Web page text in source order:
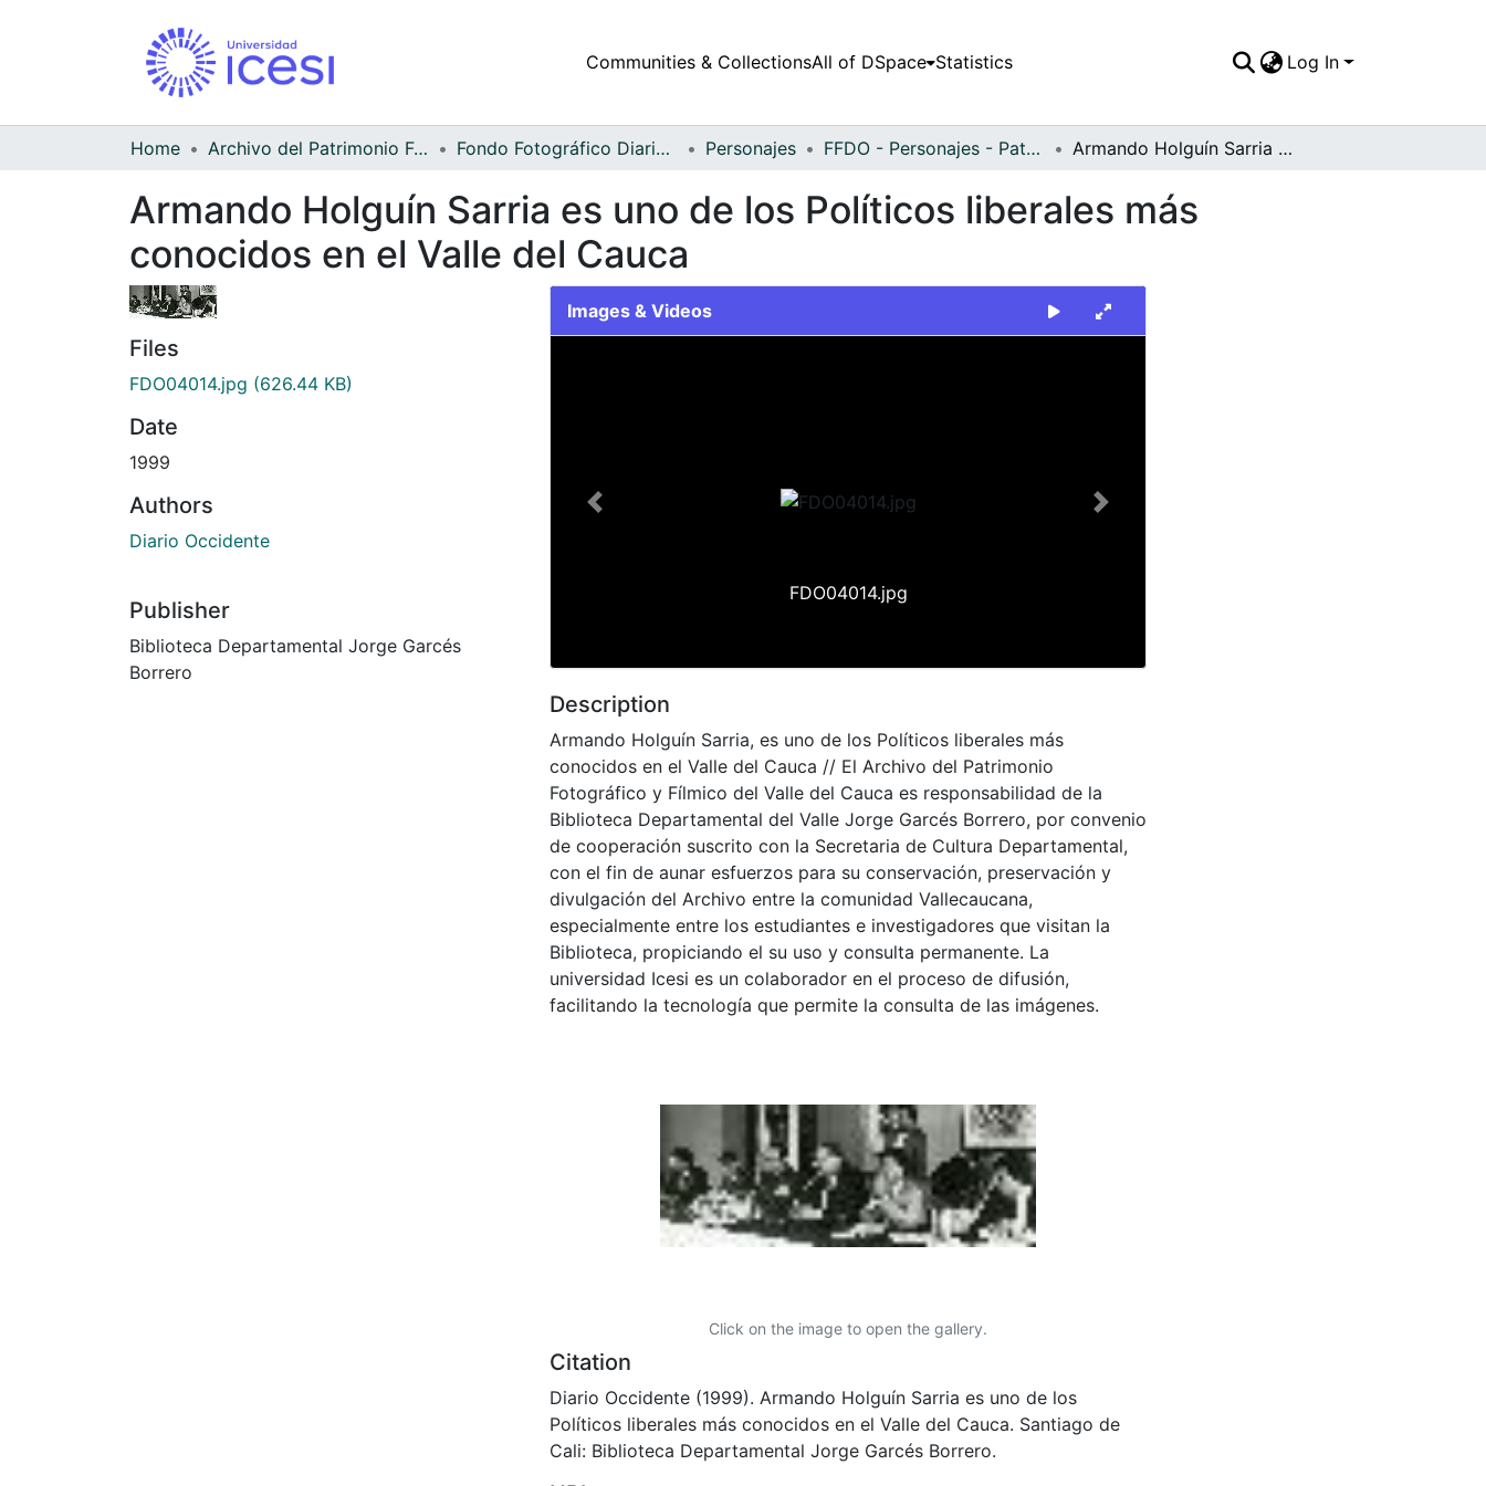
Communities & CollectionsAll of DSpace Statistics Log In
Home Archivo del Patrimonio Fotográfico y Fílmico del Valle del Cauca Fondo Fotográfico Diario Occidente Personajes FFDO - Personajes - Patrimonial Armando Holguín Sarria es uno de los Políticos liberales más conocidos en el Valle del Cauca
Armando Holguín Sarria es uno de los Políticos liberales más
conocidos en el Valle del Cauca
Files
FDO04014.jpg (626.44 KB)
Date
1999
Authors
Diario Occidente
Publisher
Biblioteca Departamental Jorge Garcés
Borrero
Images & Videos
FDO04014.jpg
Previous Next
Description
Armando Holguín Sarria, es uno de los Políticos liberales más
conocidos en el Valle del Cauca // El Archivo del Patrimonio
Fotográfico y Fílmico del Valle del Cauca es responsabilidad de la
Biblioteca Departamental del Valle Jorge Garcés Borrero, por convenio
de cooperación suscrito con la Secretaria de Cultura Departamental,
con el fin de aunar esfuerzos para su conservación, preservación y
divulgación del Archivo entre la comunidad Vallecaucana,
especialmente entre los estudiantes e investigadores que visitan la
Biblioteca, propiciando el su uso y consulta permanente. La
universidad Icesi es un colaborador en el proceso de difusión,
facilitando la tecnología que permite la consulta de las imágenes.
Click on the image to open the gallery.
Citation
Diario Occidente (1999). Armando Holguín Sarria es uno de los
Políticos liberales más conocidos en el Valle del Cauca. Santiago de
Cali: Biblioteca Departamental Jorge Garcés Borrero.